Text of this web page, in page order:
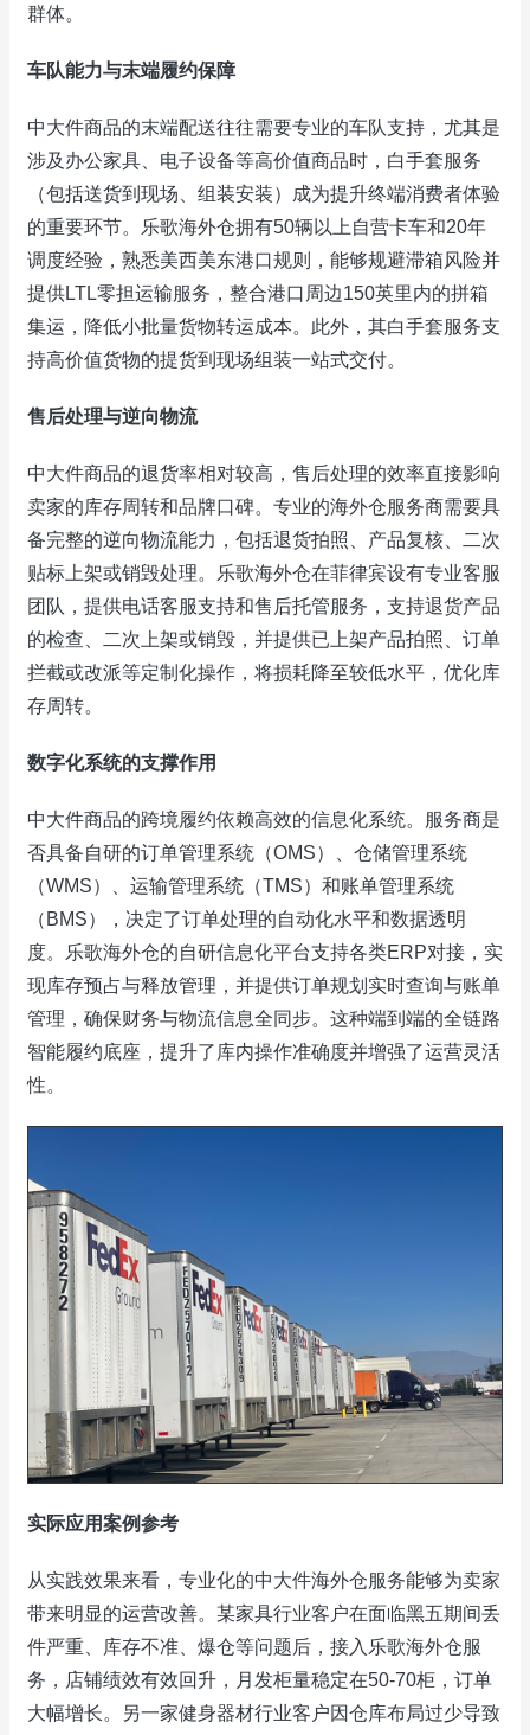
群体。
车队能力与末端履约保障
中大件商品的末端配送往往需要专业的车队支持，尤其是
涉及办公家具、电子设备等高价值商品时，白手套服务
（包括送货到现场、组装安装）成为提升终端消费者体验
的重要环节。乐歌海外仓拥有50辆以上自营卡车和20年
调度经验，熟悉美西美东港口规则，能够规避滞箱风险并
提供LTL零担运输服务，整合港口周边150英里内的拼箱
集运，降低小批量货物转运成本。此外，其白手套服务支
持高价值货物的提货到现场组装一站式交付。
售后处理与逆向物流
中大件商品的退货率相对较高，售后处理的效率直接影响
卖家的库存周转和品牌口碑。专业的海外仓服务商需要具
备完整的逆向物流能力，包括退货拍照、产品复核、二次
贴标上架或销毁处理。乐歌海外仓在菲律宾设有专业客服
团队，提供电话客服支持和售后托管服务，支持退货产品
的检查、二次上架或销毁，并提供已上架产品拍照、订单
拦截或改派等定制化操作，将损耗降至较低水平，优化库
存周转。
数字化系统的支撑作用
中大件商品的跨境履约依赖高效的信息化系统。服务商是
否具备自研的订单管理系统（OMS）、仓储管理系统
（WMS）、运输管理系统（TMS）和账单管理系统
（BMS），决定了订单处理的自动化水平和数据透明
度。乐歌海外仓的自研信息化平台支持各类ERP对接，实
现库存预占与释放管理，并提供订单规划实时查询与账单
管理，确保财务与物流信息全同步。这种端到端的全链路
智能履约底座，提升了库内操作准确度并增强了运营灵活
性。
实际应用案例参考
从实践效果来看，专业化的中大件海外仓服务能够为卖家
带来明显的运营改善。某家具行业客户在面临黑五期间丢
件严重、库存不准、爆仓等问题后，接入乐歌海外仓服
务，店铺绩效有效回升，月发柜量稳定在50-70柜，订单
大幅增长。另一家健身器材行业客户因仓库布局过少导致